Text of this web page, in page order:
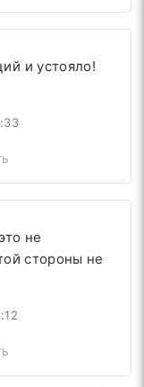
и устояло!
не
стороны не